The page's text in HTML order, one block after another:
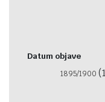
Datum objave
1895/1900